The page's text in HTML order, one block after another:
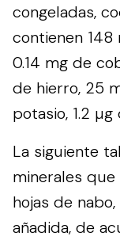
congeladas,
contienen 148
0.14 mg de
de hierro, 25
potasio, 1.2
La siguiente
minerales
hojas de
añadida, de